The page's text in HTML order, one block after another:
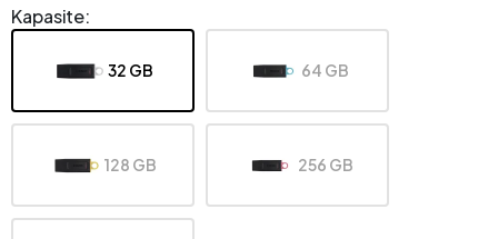
Kapasite:
32 GB 64 GB
128 GB 256 GB